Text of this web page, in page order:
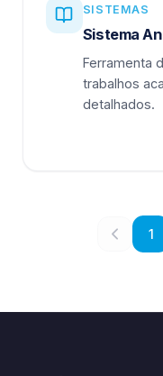
SISTEMAS
Sistema
Ferramenta
trabalhos
detalhados.
1